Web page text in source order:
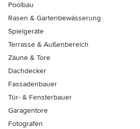
Poolbau
Rasen & Gartenbewässerung
Spielgeräte
Terrasse & Außenbereich
Zäune & Tore
Dachdecker
Fassadenbauer
Tür- & Fensterbauer
Garagentore
Fotografen